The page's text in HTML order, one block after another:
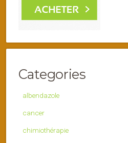
Categories
albendazole
cancer
chimiothérapie